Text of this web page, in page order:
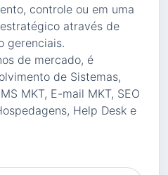
controle ou em uma
através de
gerenciais.
de mercado, é
de Sistemas,
MKT, E-mail MKT, SEO
Help Desk e